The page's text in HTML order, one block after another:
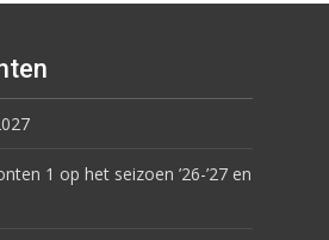
1 op het seizoen ’26-’27 en